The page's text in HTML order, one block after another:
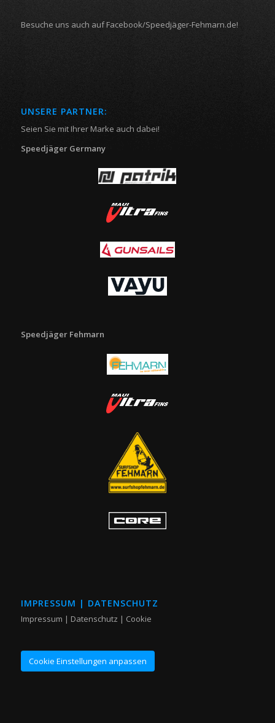
Besuche uns auch auf Facebook/Speedjäger-Fehmarn.de!
UNSERE PARTNER:
Seien Sie mit Ihrer Marke auch dabei!
Speedjäger Germany
Speedjäger Fehmarn
IMPRESSUM | DATENSCHUTZ
Impressum | Datenschutz | Cookie
Cookie Einstellungen anpassen